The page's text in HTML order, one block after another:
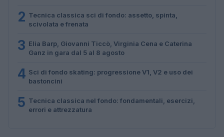
2 Tecnica classica sci di fondo: assetto, spinta,
scivolata e frenata
3 Elia Barp, Giovanni Ticcò, Virginia Cena e Caterina
Ganz in gara dal 5 al 8 agosto
4 Sci di fondo skating: progressione V1, V2 e uso dei
bastoncini
5 Tecnica classica nel fondo: fondamentali, esercizi,
errori e attrezzatura